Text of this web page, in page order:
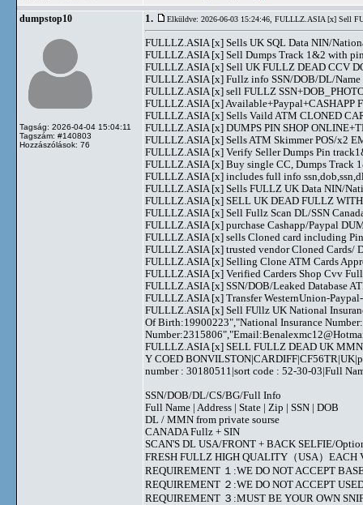
dumpstop10
Tagság: 2026-04-04 15:04:11
Tagszám: #140803
Hozzászólások: 76
1. Elküldve: 2026-06-03 15:24:46, FULLLZ.ASIA [x] Sell
FULLLZ.ASIA [x] Sells UK SQL Data NIN/
FULLLZ.ASIA [x] Sell Dumps Track 1&2 with
FULLLZ.ASIA [x] Sell UK FULLZ DEAD CCV
FULLLZ.ASIA [x] Fullz info SSN/DOB/DL/Name
FULLLZ.ASIA [x] sell FULLZ
FULLLZ.ASIA [x] Available+Paypal+CASHAPP
FULLLZ.ASIA [x] Sells Vaild ATM CLONED
FULLLZ.ASIA [x] DUMPS PIN SHOP
FULLLZ.ASIA [x] Sells ATM Skimmer POS/x2
FULLLZ.ASIA [x] Verify Seller Dumps Pin
FULLLZ.ASIA [x] Buy single CC, Dumps Track
FULLLZ.ASIA [x] includes full info
FULLLZ.ASIA [x] Sells FULLZ UK Data NIN/
FULLLZ.ASIA [x] SELL UK DEAD FULLZ
FULLLZ.ASIA [x] Sell Fullz Scan DL/SSN
FULLLZ.ASIA [x] purchase Cashapp/Paypal
FULLLZ.ASIA [x] sells Cloned card including
FULLLZ.ASIA [x] trusted vendor Cloned Cards/
FULLLZ.ASIA [x] Selling Clone ATM Cards
FULLLZ.ASIA [x] Verified Carders Shop Cvv
FULLLZ.ASIA [x] SSN/DOB/Leaked Database
FULLLZ.ASIA [x] Transfer WesternUnion-
FULLLZ.ASIA [x] Sell FUllz UK National
Of Birth:19900223","National Insurance
Number:2315806","Email:
FULLLZ.ASIA [x] SELL FULLZ DEAD UK MMN
Y COED
number : 30180511|sort code : 52-30-03|Full
SSN/DOB/DL/CS/BG/Full Info
Full Name | Address | State | Zip | SSN | DOB
DL / MMN from private sourse
CANADA Fullz + SIN
SCAN'S DL USA/FRONT + BACK SELFIE/
FRESH FULLZ HIGH QUALITY（USA）EACH
REQUIREMENT １:WE DO NOT ACCEPT
REQUIREMENT ２:WE DO NOT ACCEPT
REQUIREMENT ３:MUST BE YOUR OWN